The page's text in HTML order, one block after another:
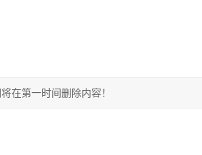
在第一时间删除内容！